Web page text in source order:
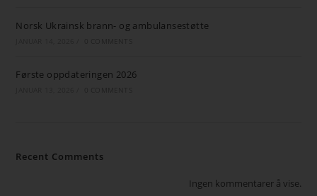
Norsk Ukrainsk brann- og ambulansestøtte
Første oppdateringen 2026
Recent Comments
Ingen kommentarer å vise.